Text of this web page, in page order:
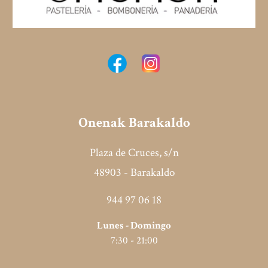
Onenak Barakaldo
Plaza de Cruces, s/n
48903 - Barakaldo
944 97 06 18
Lunes -Domingo
7:30 - 21:00